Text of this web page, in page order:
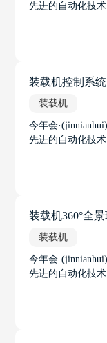
先进的自动化技
度，优化装载过
装载机控制系统
装载机
今年会
先进的自动化技
度，优化装载过
装载机360°全
装载机
今年会
先进的自动化技
度，优化装载过